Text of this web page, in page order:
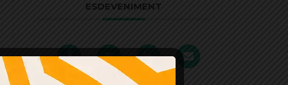
ESDEVENIMENT